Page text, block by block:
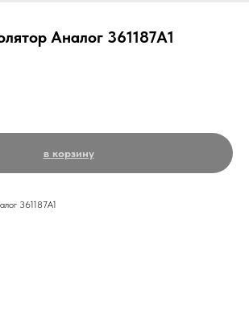
Аналог 361187A1
в корзину
361187A1